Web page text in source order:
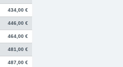
434,00 €
446,00 €
464,00 €
481,00 €
487,00 €